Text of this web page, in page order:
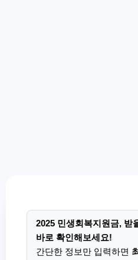
2025 민생회복지원금, 받
바로 확인해보세요!
간단한 정보만 입력하면